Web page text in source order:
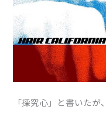
「探究心」と書いたが、